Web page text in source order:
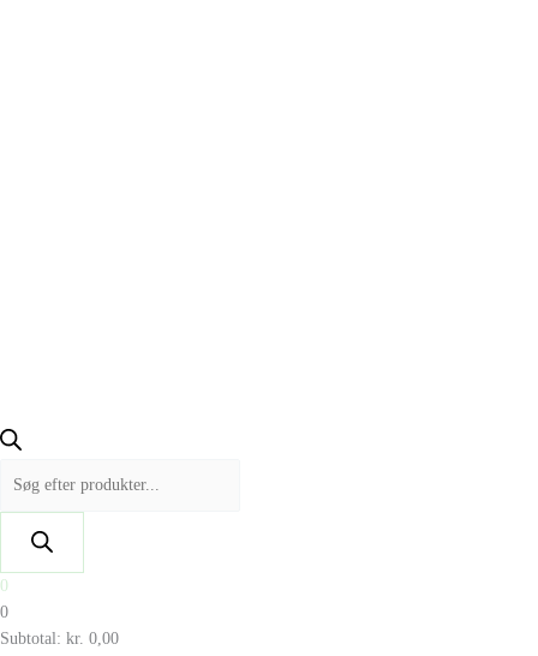
0
0
Subtotal: kr. 0,00